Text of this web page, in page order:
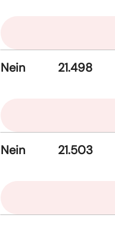
Nein 21.498
Nein 21.503